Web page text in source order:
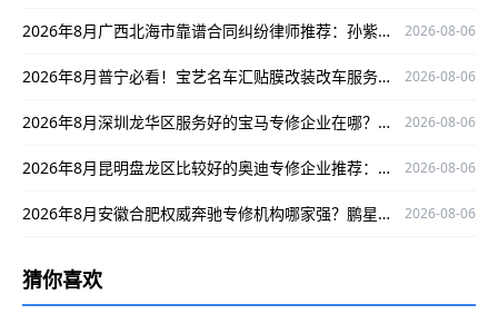
2026年8月广西北海市靠谱合同纠纷律师推荐：孙紫薇，精通案件且办案严谨口碑好 2026-08-06
2026年8月普宁必看！宝艺名车汇贴膜改装改车服务超优 2026-08-06
2026年8月深圳龙华区服务好的宝马专修企业在哪？捷宝汇值得了解 2026-08-06
2026年8月昆明盘龙区比较好的奥迪专修企业推荐：云南德驹 2026-08-06
2026年8月安徽合肥权威奔驰专修机构哪家强？鹏星行值得关注 2026-08-06
猜你喜欢